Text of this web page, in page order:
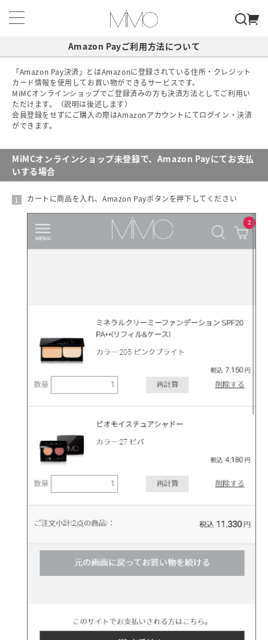
Amazon Payご利用方法について
「Amazon Pay決済」とはAmazonに登録されている住所・クレジット
カード情報を使用してお買い物ができるサービスです。
MiMCオンラインショップでご登録済みの方も決済方法としてご利用い
ただけます。（説明は後述します）
会員登録をせずにご購入の際はAmazonアカウントにてログイン・決済
ができます。
MiMCオンラインショップ未登録で、Amazon Payにてお支払
いする場合
カートに商品を入れ、Amazon Payボタンを押下してください